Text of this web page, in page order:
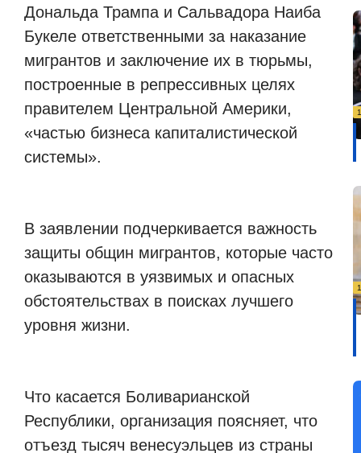
Дональда Трампа и Сальвадора Наиба
Букеле ответственными за наказание
мигрантов и заключение их в тюрьмы,
построенные в репрессивных целях
правителем Центральной Америки,
«частью бизнеса капиталистической
системы».
В заявлении подчеркивается важность
защиты общин мигрантов, которые часто
оказываются в уязвимых и опасных
обстоятельствах в поисках лучшего
уровня жизни.
Что касается Боливарианской
Республики, организация поясняет, что
отъезд тысяч венесуэльцев из страны